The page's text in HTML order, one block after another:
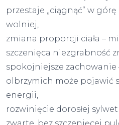
przestaje „ciągnąć” w
wolniej,
zmiana proporcji ciała –
szczenięca niezgrabność
spokojniejsze zachowanie
olbrzymich może pojawić
energii,
rozwinięcie dorosłej